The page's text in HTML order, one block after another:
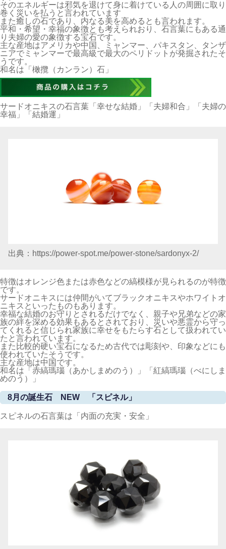
そのエネルギーは邪気を退けて身に着けている人の周囲に取り
巻く災いを払うと言われています
また癒しの石であり、内なる美を高めるとも言われます。
平和・希望・幸福の象徴とも考えられおり、石言葉にもある通
り夫婦の愛の象徴する宝石です。
主な産地はアメリカや中国、ミャンマー、パキスタン、タンザ
ニアでミャンマーで最高級で最大のペリドットが発掘されたそ
うです。
和名は「橄攬（カンラン）石」
サードオニキスの石言葉「幸せな結婚」「夫婦和合」「夫婦の
幸福」「結婚運」
出典：https://power-spot.me/power-stone/sardonyx-2/
特徴はオレンジ色または赤色などの縞模様が見られるのが特徴
です。
サードオニキスには仲間がいてブラックオニキスやホワイトオ
ニキスといったものもあります。
幸福な結婚のお守りとされるだけでなく、親子や兄弟などの家
族の絆を深める効果もあるとされており、災いや悪霊から守っ
てくれると信じられ家族に幸せをもたらす石として扱われてい
たと言われています。
また比較的硬い宝石になるため古代では彫刻や、印象などにも
使われていたそうです。
主な産地は中国です。
和名は「赤縞瑪瑙（あかしまめのう）」「紅縞瑪瑙（べにしま
めのう）」
8月の誕生石 NEW 「スピネル」
スピネルの石言葉は「内面の充実・安全」